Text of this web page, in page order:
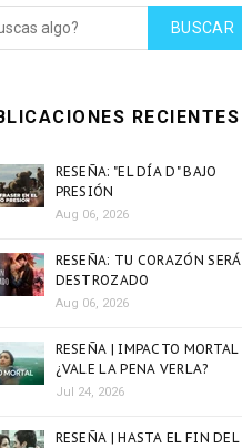
BUSCAR
RECIENTES
RESEÑA: "EL DÍA D" BAJO
PRESIÓN
Aug 06, 2026
RESEÑA: TU CORAZÓN SERÁ
DESTROZADO
Aug 06, 2026
RESEÑA | IMPACTO MORTAL
¿VALE LA PENA VERLA?
Jul 24, 2026
RESEÑA | HASTA EL FIN DEL